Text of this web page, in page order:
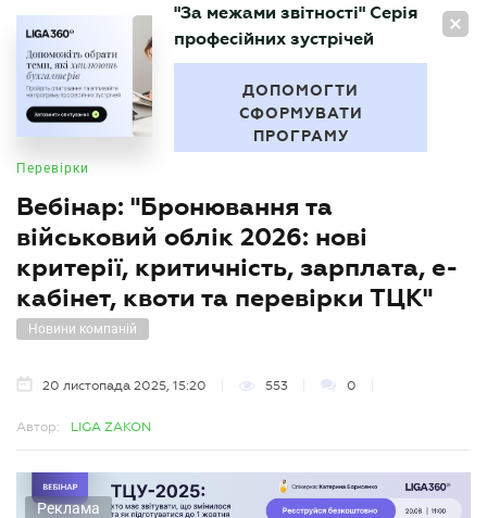
UA
БУХГАЛТЕР
"За межами звітності" Серія
професійних зустрічей
ДОПОМОГТИ
СФОРМУВАТИ
ПРОГРАМУ
Перевірки
Вебінар: "Бронювання та
військовий облік 2026: нові
критерії, критичність, зарплата, е-
кабінет, квоти та перевірки ТЦК"
Новини компаній
20 листопада 2025, 15:20 553 0
Автор: LIGA ZAKON
Реклама